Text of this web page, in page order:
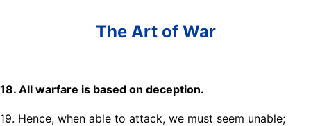
The Art of War
18. All warfare is based on deception.
19. Hence, when able to attack, we must seem unable;